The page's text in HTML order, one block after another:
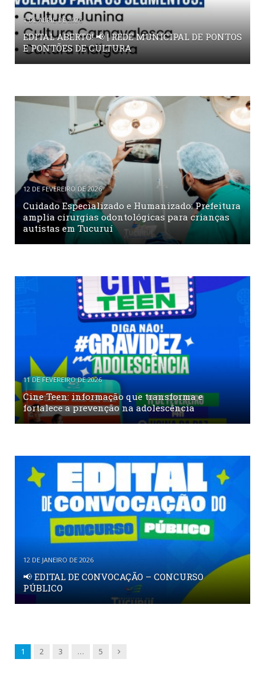
1 DE ABRIL DE 2026
EDITAL ABERTO! 📢 | REDE MUNICIPAL DE PONTOS
E PONTÕES DE CULTURA
12 DE FEVEREIRO DE 2026
Cuidado Especializado e Humanizado: Prefeitura
amplia cirurgias odontológicas para crianças
autistas em Tucuruí
11 DE FEVEREIRO DE 2026
Cine Teen: informação que transforma e
fortalece a prevenção na adolescência
12 DE JANEIRO DE 2026
📢 EDITAL DE CONVOCAÇÃO – CONCURSO
PÚBLICO
1 2 3 … 5 Próxima